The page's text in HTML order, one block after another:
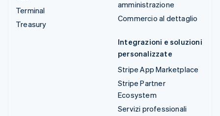
Terminal
Treasury
amministrazione
Commercio al dettaglio
Integrazioni e soluzioni
personalizzate
Stripe App Marketplace
Stripe Partner
Ecosystem
Servizi professionali